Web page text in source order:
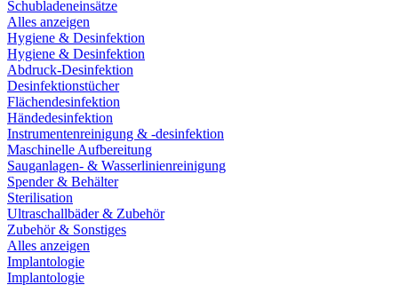
Schubladeneinsätze
Alles anzeigen
Hygiene & Desinfektion
Hygiene & Desinfektion
Abdruck-Desinfektion
Desinfektionstücher
Flächendesinfektion
Händedesinfektion
Instrumentenreinigung & -desinfektion
Maschinelle Aufbereitung
Sauganlagen- & Wasserlinienreinigung
Spender & Behälter
Sterilisation
Ultraschallbäder & Zubehör
Zubehör & Sonstiges
Alles anzeigen
Implantologie
Implantologie